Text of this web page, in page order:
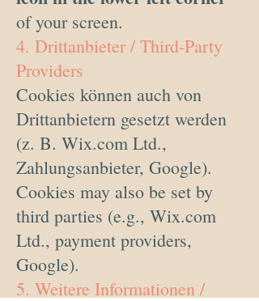
of your screen.
4. Drittanbieter / Third-Party
Providers
Cookies können auch von
Drittanbietern gesetzt werden
(z. B. Wix.com Ltd.,
Zahlungsanbieter, Google).
Cookies may also be set by
third parties (e.g., Wix.com
Ltd., payment providers,
Google).
5. Weitere Informationen /